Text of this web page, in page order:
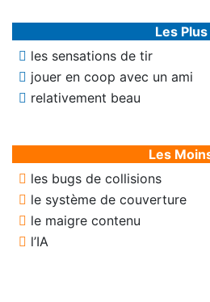
Les Plus
les sensations de tir
jouer en coop avec un ami
relativement beau
Les
les bugs de collisions
le système de couverture
le maigre contenu
l’IA